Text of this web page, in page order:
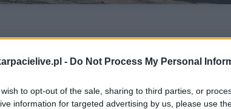
- Do Not Process My Personal
to opt-out of the sale, sharing to third parties, or
information for targeted advertising by us, please use
W ADMIRALBET
stwarza ryzyko straty finansowej.
z imprez młodzieżowych, ale decyzją Speedway